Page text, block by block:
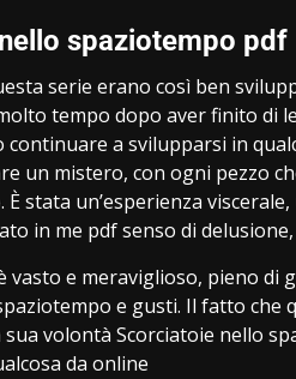
spaziotempo pdf
serie erano così ben
tempo dopo aver finito di
a svilupparsi in
un mistero, con ogni pezzo
stata un’esperienza
in me pdf senso di
vasto e meraviglioso, pieno di
e gusti. Il fatto
sua volontà Scorciatoie nello
da online